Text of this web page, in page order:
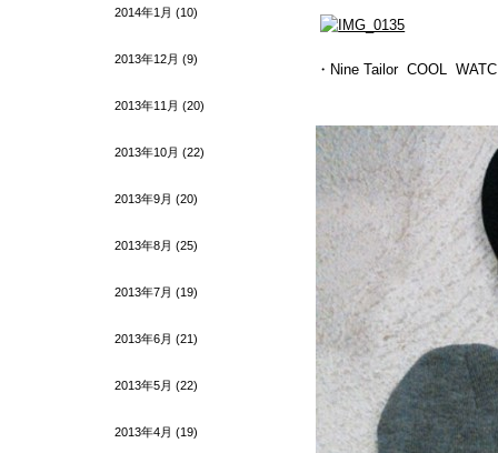
2014年1月 (10)
2013年12月 (9)
2013年11月 (20)
2013年10月 (22)
2013年9月 (20)
2013年8月 (25)
2013年7月 (19)
2013年6月 (21)
2013年5月 (22)
2013年4月 (19)
・Nine Tailor COOL